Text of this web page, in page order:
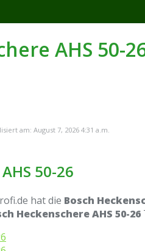
AHS 50-
am: August 7, 2026 4:31 a.m.
50-26
hat die Bosch
Heckenschere AHS 50-26